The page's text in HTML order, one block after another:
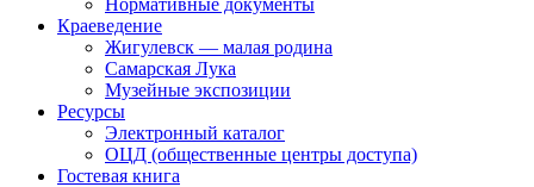
Краеведение
Жигулевск — малая родина
Самарская Лука
Музейные экспозиции
Ресурсы
Электронный каталог
ОЦД (общественные центры доступа)
Гостевая книга